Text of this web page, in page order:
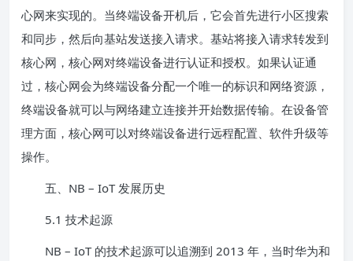
心网来实现的。当终端设备开机后，它会首先进行小区搜索
和同步，然后向基站发送接入请求。基站将接入请求转发到
核心网，核心网对终端设备进行认证和授权。如果认证通
过，核心网会为终端设备分配一个唯一的标识和网络资源，
终端设备就可以与网络建立连接并开始数据传输。在设备管
理方面，核心网可以对终端设备进行远程配置、软件升级等
操作。
五、NB – IoT 发展历史
5.1 技术起源
NB – IoT 的技术起源可以追溯到 2013 年，当时华为和